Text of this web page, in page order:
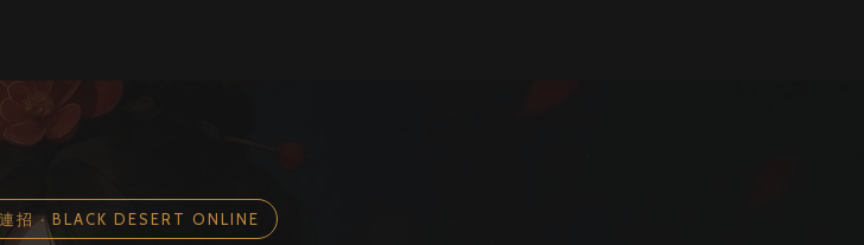
動連招 ‧ 17 職業 × 3 天數彈性方案
招 ‧ BLACK DESERT ONLINE